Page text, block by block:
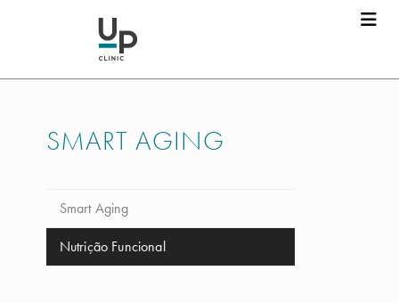
SMART AGING
Smart Aging
Nutrição Funcional